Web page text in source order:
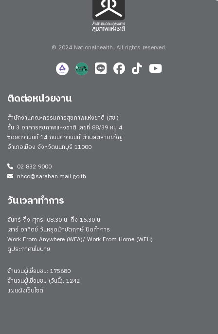
© 2024 Nationalhealth. All rights reserved.
ติดต่อหน่วยงาน
สำนักงานคณะกรรมการสุขภาพแห่งชาติ (สช.)
ชั้น 3 อาคารสุขภาพแห่งชาติ เลขที่ 88/39 หมู่ 4
ซอยติวานนท์ 14 ถนนติวานนท์ ตำบลตลาดขวัญ
อำเภอเมือง จังหวัดนนทบุรี 11000
02 832 9000
nhco@saraban.mail.go.th
วันเวลาทำการ
จันทร์ ถึง ศุกร์: 08.30 น. ถึง 16.30 น.
เสาร์ อาทิตย์ วันหยุดนักขัตฤกษ์ ปิดทำการ
Work From Anywhere (WFA)/ Work From Home (WFH)
ดูประกาศนโยบาย
จำนวนผู้เยี่ยมชม: 175680
จำนวนผู้เยี่ยมชม (วันนี้): 1242
แผนผังเว็บไซต์